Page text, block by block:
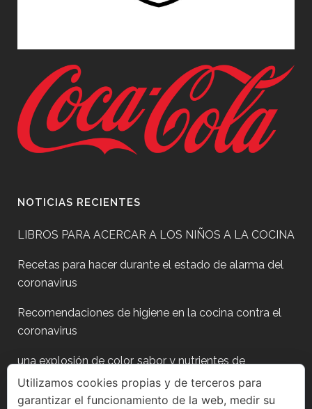
NOTICIAS RECIENTES
LIBROS PARA ACERCAR A LOS NIÑOS A LA COCINA
Recetas para hacer durante el estado de alarma del
coronavirus
Recomendaciones de higiene en la cocina contra el
coronavirus
una explosión de color, sabor y nutrientes de
temporada
Utilizamos cookies propias y de terceros para
garantizar el funcionamiento de la web, medir su